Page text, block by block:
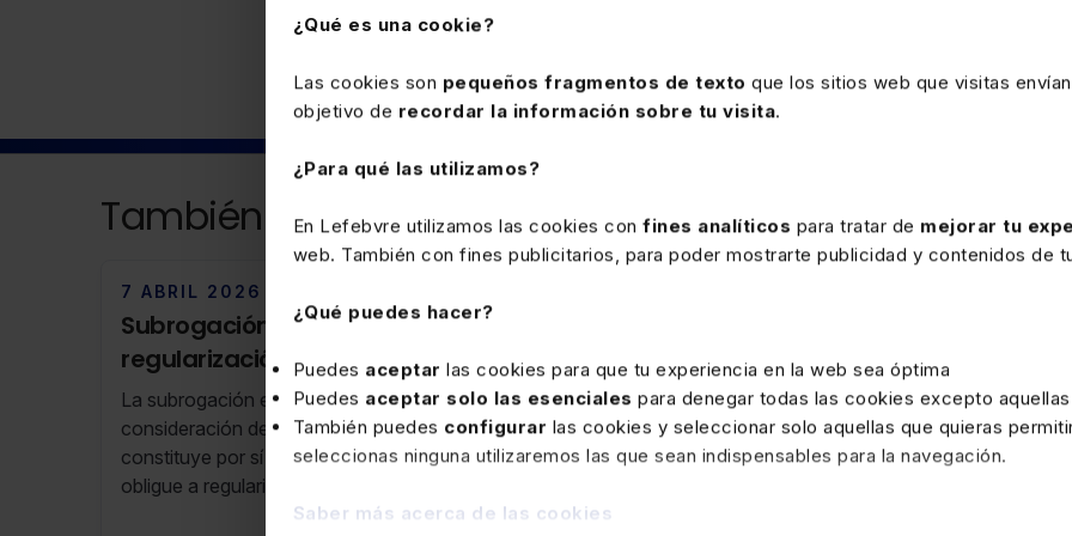
¿Qué es una cookie?
Las cookies son pequeños fragmentos de texto que los sitios web que visitas
objetivo de recordar la información sobre tu visita.
¿Para qué las utilizamos?
En Lefebvre utilizamos las cookies con fines analíticos para tratar de mejorar tu
web. También con fines publicitarios, para poder mostrarte publicidad y contenidos de
¿Qué puedes hacer?
Puedes aceptar las cookies para que tu experiencia en la web sea óptima
Puedes aceptar solo las esenciales para denegar todas las cookies excepto
También puedes configurar las cookies y seleccionar solo aquellas que quieras
seleccionas ninguna utilizaremos las que sean indispensables para la navegación.
Saber más acerca de las cookies
También puede interesarte
7 ABRIL 2026
Subrogación empresarial y
regularización del tipo de
retención
La subrogación empresarial solo afecta a la
consideración de mismo pagador, pero no
constituye por sí misma un supuesto que
obligue a regularizar el tipo de retención.
ahorro energético
Con efectos desde el 22-3-2026, se aprueba
una nueva exención aplicable a las
transmisiones de ahorros energéticos en el
Energético regulado en el RD 36/2023.